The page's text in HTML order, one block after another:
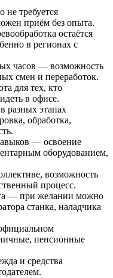
требуется
приём без опыта.
остаётся
в регионах с
часов — возможность
смен и переработок.
для тех, кто
в офисе.
разных этапах
обработка,
— освоение
оборудованием,
возможность
процесс.
— при желании можно
станка, наладчика
пенсионные
и средства